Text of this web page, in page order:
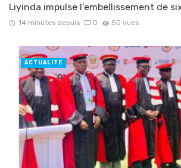
Liyinda impulse l’embellissement de
14 minutes depuis 0 50 vues
ACTUALITÉ